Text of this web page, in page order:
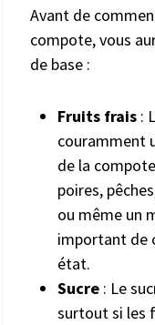
Avant de
compote, vous
de base :
Fruits frais :
couramment
de la
poires,
ou même un
important de
état.
Sucre : Le
surtout si les